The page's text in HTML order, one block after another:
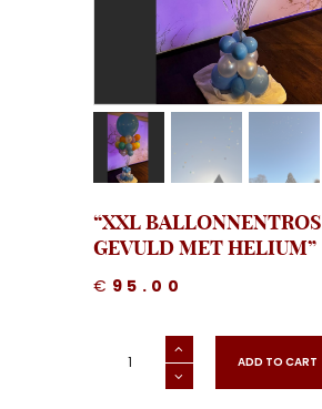
“XXL BALLONNENTROS
GEVULD MET HELIUM”
€ 95.00
Ballonnentros
gevuld ADD TO CART